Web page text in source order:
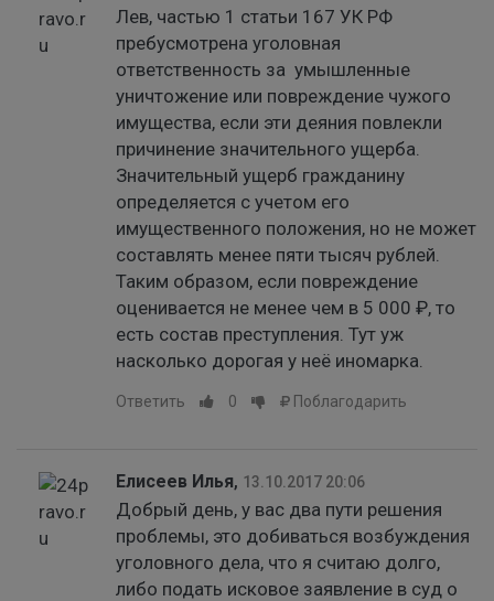
Лев, частью 1 статьи 167 УК РФ
пребусмотрена уголовная
ответственность за умышленные
уничтожение или повреждение чужого
имущества, если эти деяния повлекли
причинение значительного ущерба.
Значительный ущерб гражданину
определяется с учетом его
имущественного положения, но не может
составлять менее пяти тысяч рублей.
Таким образом, если повреждение
оценивается не менее чем в 5 000 ₽, то
есть состав преступления. Тут уж
насколько дорогая у неё иномарка.
Ответить 0 Поблагодарить
Елисеев Илья, 13.10.2017 20:06
Добрый день, у вас два пути решения
проблемы, это добиваться возбуждения
уголовного дела, что я считаю долго,
либо подать исковое заявление в суд о